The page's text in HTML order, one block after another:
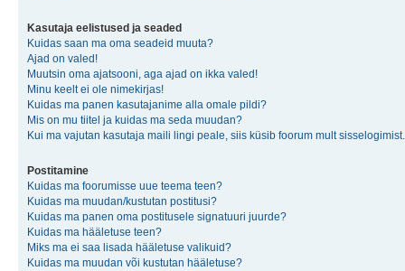
Kasutaja eelistused ja seaded
Kuidas saan ma oma seadeid muuta?
Ajad on valed!
Muutsin oma ajatsooni, aga ajad on ikka valed!
Minu keelt ei ole nimekirjas!
Kuidas ma panen kasutajanime alla omale pildi?
Mis on mu tiitel ja kuidas ma seda muudan?
Kui ma vajutan kasutaja maili lingi peale, siis küsib foorum mult sisselogimist.
Postitamine
Kuidas ma foorumisse uue teema teen?
Kuidas ma muudan/kustutan postitusi?
Kuidas ma panen oma postitusele signatuuri juurde?
Kuidas ma hääletuse teen?
Miks ma ei saa lisada hääletuse valikuid?
Kuidas ma muudan või kustutan hääletuse?